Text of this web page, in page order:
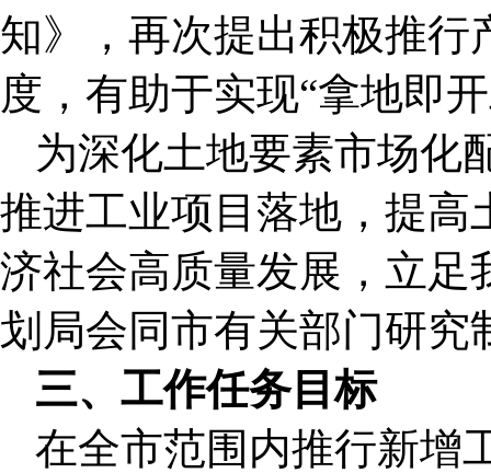
知》，再次提出积极推行
度，有助于实现“拿地即
为深化土地要素市场化
推进工业项目落地，提高
济社会高质量发展，立足
划局会同市有关部门研究
三、工作任务目标
在全市范围内推行新增